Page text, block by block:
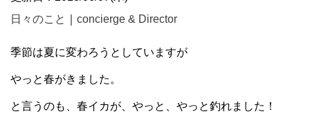
日々のこと
concierge & Director
季節は夏に変わろうとしていますが
やっと春がきました。
と言うのも、春イカが、やっと、やっと釣れました！